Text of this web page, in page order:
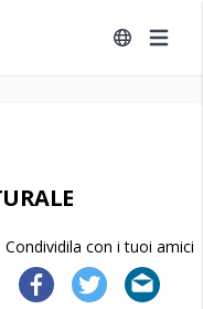
Condividila con i tuoi amici